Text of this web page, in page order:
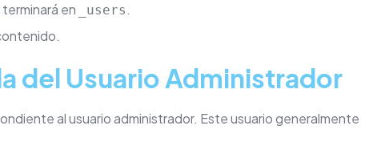
en
_users.
del Usuario Administrador
al usuario administrador. Este usuario generalmente